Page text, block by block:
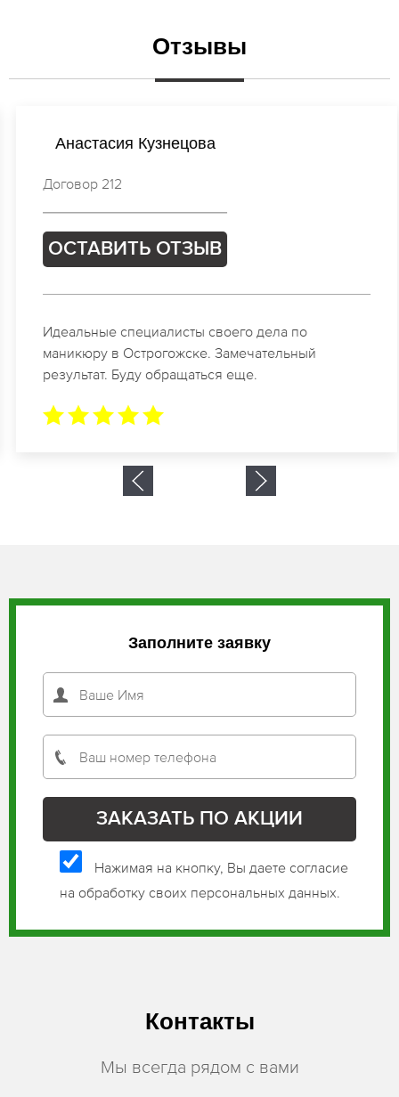
Отзывы
Анастасия Кузнецова
Договор 212
ОСТАВИТЬ ОТЗЫВ
Идеальные специалисты своего дела по
маникюру в Острогожске. Замечательный
результат. Буду обращаться еще.
Заполните заявку
Нажимая на кнопку, Вы даете согласие
на обработку своих персональных данных.
Контакты
Мы всегда рядом с вами